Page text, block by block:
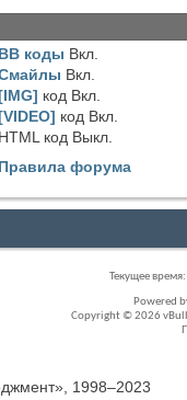
BB коды Вкл.
Вкл.
код Вкл.
код Вкл.
HTML код Выкл.
Правила форума
Текущее время:
Powered
Copyright © 2026
1998–2023